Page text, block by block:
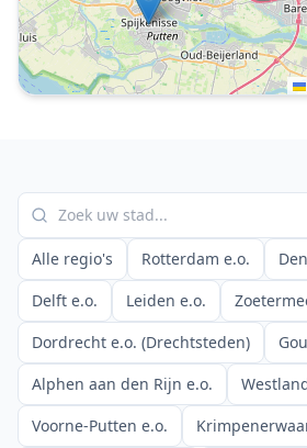
Alle regio's Rotterdam e.o.
Delft e.o.
Leiden e.o.
Dordrecht e.o. (Drechtsteden)
Alphen aan den Rijn e.o.
Voorne-Putten e.o.